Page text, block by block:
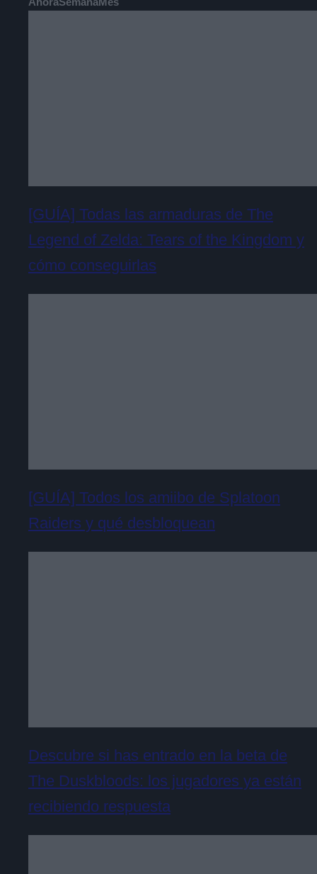
[GUÍA] Todas las armaduras de The
Legend of Zelda: Tears of the Kingdom y
cómo conseguirlas
[GUÍA] Todos los amiibo de Splatoon
Raiders y qué desbloquean
Descubre si has entrado en la beta de
The Duskbloods: los jugadores ya están
recibiendo respuesta